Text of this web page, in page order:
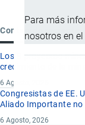
Para más
nosotros en
Contenido reciente
Los 8 proyectos
crecimiento de la
6 Agosto, 2026
Congresistas de EE.
Aliado Importante no
6 Agosto, 2026